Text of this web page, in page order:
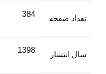
تعداد صفحه
384
سال انتشار
1398